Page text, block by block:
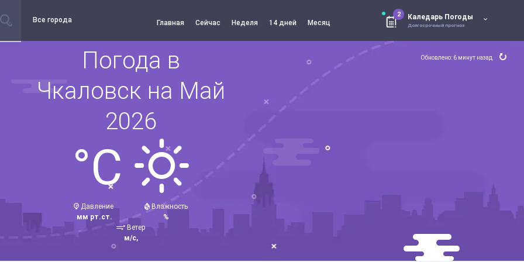
Все города Главная Сейчас Неделя 14 дней Месяц
2 Каледарь Погоды
Долгосрочный прогноз
Обновлено: 6 минут назад
Погода в
Чкаловск на Май
2026
°C
Давление
мм рт.ст.
Влажность
%
Ветер
м/с,